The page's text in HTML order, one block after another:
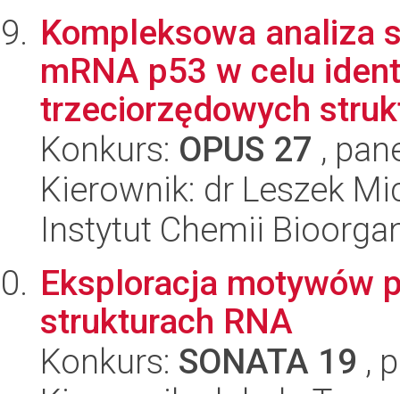
Kompleksowa analiza
mRNA p53 w celu
trzeciorzędowych
Konkurs: OPUS 27 ,
Kierownik: dr Leszek
Instytut Chemii
Eksploracja motywów
strukturach RNA
Konkurs: SONATA 19 ,